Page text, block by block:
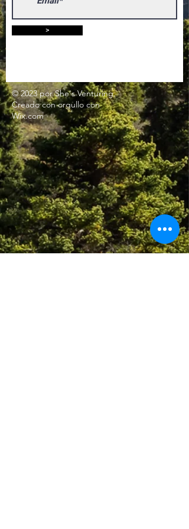
>
© 2023 por She's Venturing.
Creado conorgullo con
Wix.com